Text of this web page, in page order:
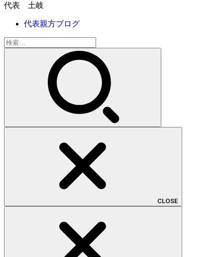
代表 土岐
代表親方ブログ
検
索:
CLOSE